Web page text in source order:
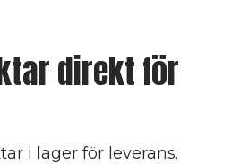
direkt för
i lager för leverans.